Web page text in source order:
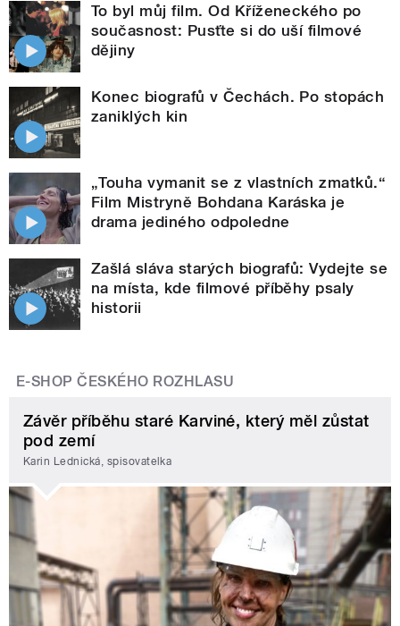
To byl můj film. Od Kříženeckého po
současnost: Pusťte si do uší filmové
dějiny
Konec biografů v Čechách. Po stopách
zaniklých kin
„Touha vymanit se z vlastních zmatků.“
Film Mistryně Bohdana Karáska je
drama jediného odpoledne
Zašlá sláva starých biografů: Vydejte se
na místa, kde filmové příběhy psaly
historii
E-SHOP ČESKÉHO ROZHLASU
Závěr příběhu staré Karviné, který měl zůstat
pod zemí
Karin Lednická, spisovatelka